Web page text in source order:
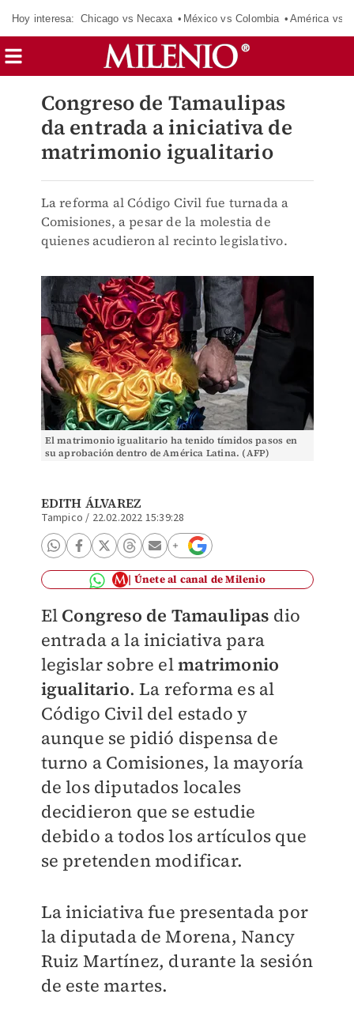
Hoy interesa: Chicago vs Necaxa México vs Colombia América vs
Congreso de Tamaulipas
da entrada a iniciativa de
matrimonio igualitario
La reforma al Código Civil fue turnada a
Comisiones, a pesar de la molestia de
quienes acudieron al recinto legislativo.
El matrimonio igualitario ha tenido tímidos pasos en
su aprobación dentro de América Latina. (AFP)
EDITH ÁLVAREZ
Tampico / 22.02.2022 15:39:28
Únete al canal de Milenio
El Congreso de Tamaulipas dio
entrada a la iniciativa para
legislar sobre elmatrimonio
igualitario. La reforma es al
Código Civil del estado y
aunque se pidió dispensa de
turno a Comisiones, la mayoría
de los diputados locales
decidieron que se estudie
debido a todos los artículos que
se pretenden modificar.
La iniciativa fue presentada por
la diputada de Morena, Nancy
Ruiz Martínez, durante la sesión
de este martes.